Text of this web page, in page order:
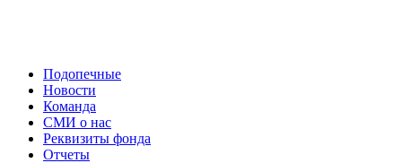
Подопечные
Новости
Команда
СМИ о нас
Реквизиты фонда
Отчеты